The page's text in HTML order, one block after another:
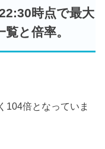
時点で最大
と倍率。
104倍となっていま